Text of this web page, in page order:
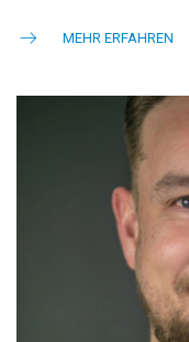
MEHR ERFAHREN